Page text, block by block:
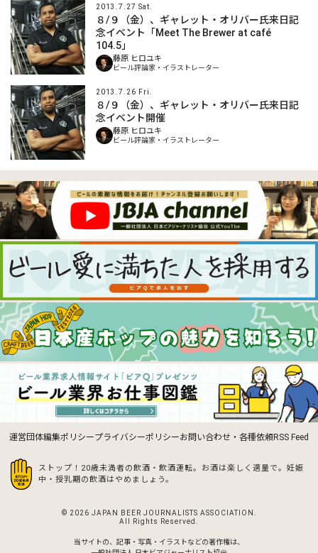
2013.7.27 Sat.
８/９（金）、ギャレット・オリバー氏来日記
念イベント「Meet The Brewer at café
104.5」
藤原 ヒロユキ
ビール評論家・イラストレーター
2013.7.26 Fri.
８/９（金）、ギャレット・オリバー氏来日記
念イベント開催
藤原 ヒロユキ
ビール評論家・イラストレーター
運営団体編集ポリシープライバシーポリシーお問い合わせ・各種依頼RSS Feed
ストップ！20歳未満者の飲酒・飲酒運転。お酒は楽しく適量で。 妊娠
中・授乳期の飲酒はやめましょう。
© 2026 JAPAN BEER JOURNALISTS ASSOCIATION.
All Rights Reserved.
当サイトの、記事・写真・イラストなどの著作権は、